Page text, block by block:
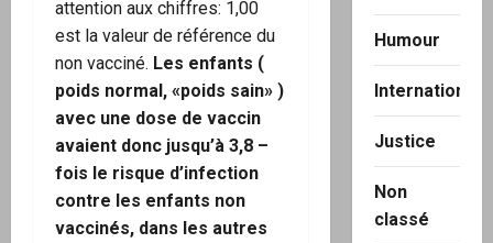
attention aux chiffres: 1,00
est la valeur de référence du
non vacciné. Les enfants (
poids normal, «poids sain» )
avec une dose de vaccin
avaient donc jusqu’à 3,8 –
fois le risque d’infection
contre les enfants non
vaccinés, dans les autres
Humour
International
Justice
Non
classé